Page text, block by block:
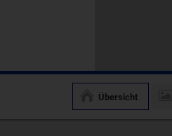
Übersicht